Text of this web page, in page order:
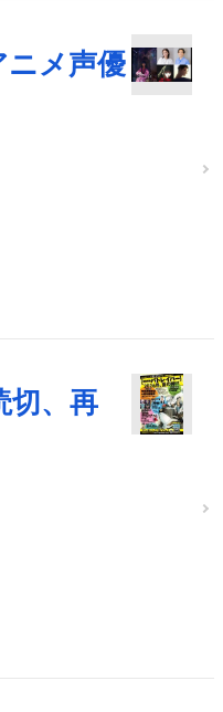
ニメ声優
切、再